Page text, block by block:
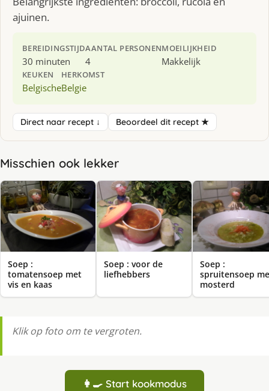
ajuinen.
BEREIDINGSTIJD
30 minuten
AANTAL PERSONEN
4
MOEILIJKHEID
Makkelijk
KEUKEN
Belgische
HERKOMST
Belgie
Direct naar recept ↓ Beoordeel dit recept ★
Misschien ook lekker
Soep :
tomatensoep met
vis en kaas
Soep : voor de
liefhebbers
Soep :
spruitensoep
mosterd
Klik op foto om te vergroten.
👩‍🍳 Start kookmodus